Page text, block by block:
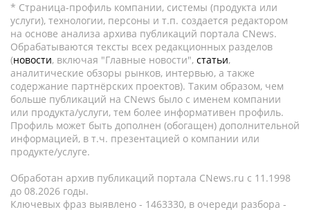
* Страница-профиль компании, системы (продукта или
услуги), технологии, персоны и т.п. создается редактором
на основе анализа архива публикаций портала CNews.
Обрабатываются тексты всех редакционных разделов
(новости, включая "Главные новости", статьи,
аналитические обзоры рынков, интервью, а также
содержание партнёрских проектов). Таким образом, чем
больше публикаций на CNews было с именем компании
или продукта/услуги, тем более информативен профиль.
Профиль может быть дополнен (обогащен) дополнительной
информацией, в т.ч. презентацией о компании или
продукте/услуге.
Обработан архив публикаций портала CNews.ru c 11.1998
до 08.2026 годы.
Ключевых фраз выявлено - 1463330, в очереди разбора -